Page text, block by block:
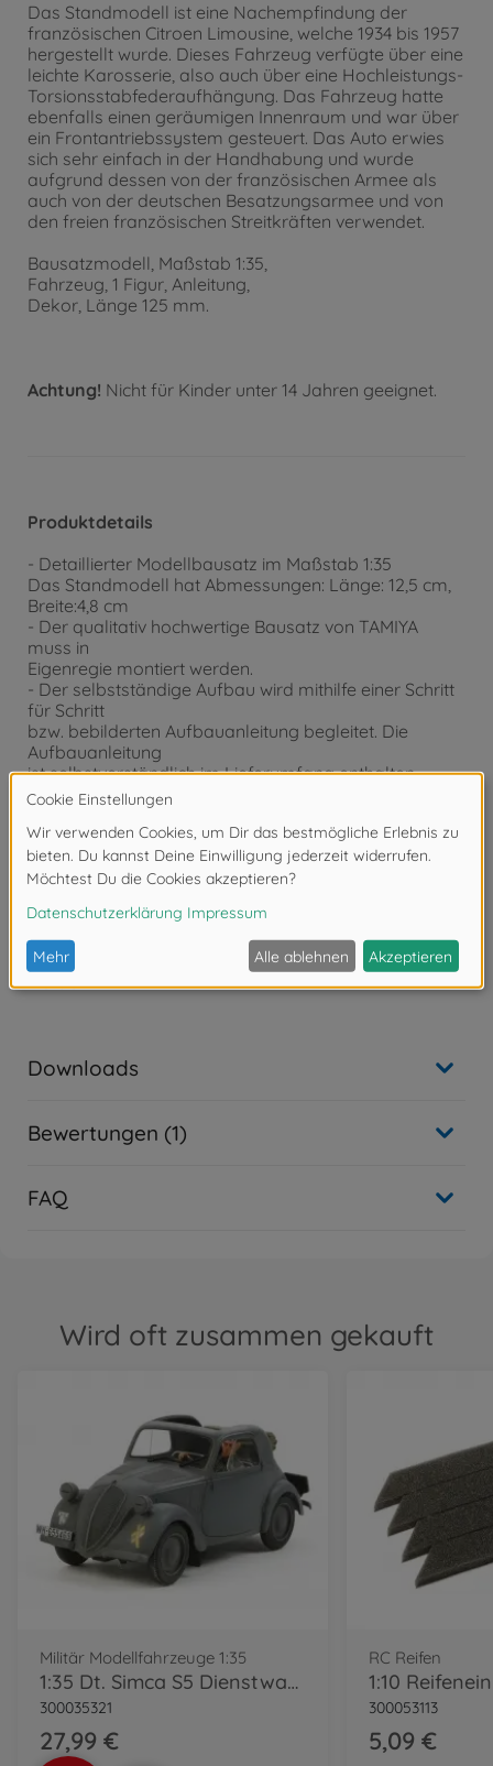
Das Standmodell ist eine Nachempfindung der
französischen Citroen Limousine, welche 1934 bis 1957
hergestellt wurde. Dieses Fahrzeug verfügte über eine
leichte Karosserie, also auch über eine Hochleistungs-
Torsionsstabfederaufhängung. Das Fahrzeug hatte
ebenfalls einen geräumigen Innenraum und war über
ein Frontantriebssystem gesteuert. Das Auto erwies
sich sehr einfach in der Handhabung und wurde
aufgrund dessen von der französischen Armee als
auch von der deutschen Besatzungsarmee und von
den freien französischen Streitkräften verwendet.
Bausatzmodell, Maßstab 1:35,
Fahrzeug, 1 Figur, Anleitung,
Dekor, Länge 125 mm.
Achtung! Nicht für Kinder unter 14 Jahren geeignet.
Produktdetails
- Detaillierter Modellbausatz im Maßstab 1:35
Das Standmodell hat Abmessungen: Länge: 12,5 cm,
Breite:4,8 cm
- Der qualitativ hochwertige Bausatz von TAMIYA
muss in
Eigenregie montiert werden.
- Der selbstständige Aufbau wird mithilfe einer Schritt
für Schritt
bzw. bebilderten Aufbauanleitung begleitet. Die
Aufbauanleitung
ist selbstverständlich im Lieferumfang enthalten.
- Auf Basis der Aufbauanleitung müssen die
passgenauen Einzelteile
zusammengefügt werden. Eine Lackierung der Teile
kann nach
eigenen Vorstellungen vorgenommen werden.
Lieferumfang des
Plastikbausatzes nicht enthalten. Diese müssen
optional erworben
werden.
Downloads
Bewertungen (1)
FAQ
Wird oft zusammen gekauft
Militär Modellfahrzeuge 1:35
1:35 Dt. Simca S5 Dienstwagen (1)
300035321
27,99 €
RC Reifen
300053113
5,09 €